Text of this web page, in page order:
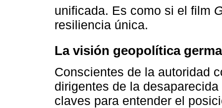
unificada. Es como si el film
resiliencia única.
La visión geopolítica
Conscientes de la autoridad
dirigentes de la
claves para entender el